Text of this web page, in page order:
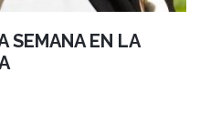
SEMANA EN LA